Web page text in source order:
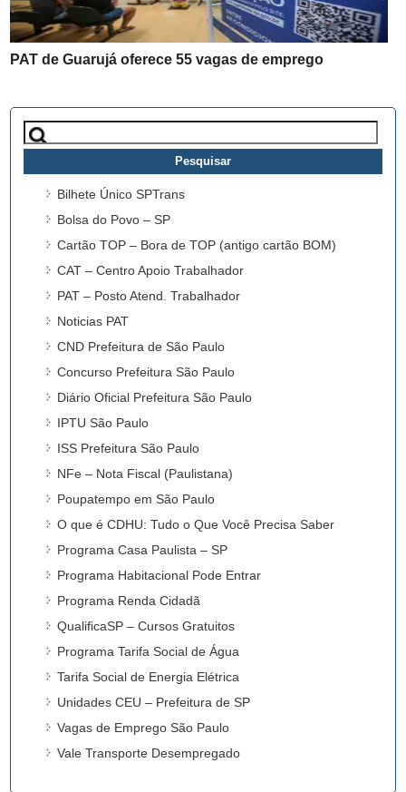
PAT de Guarujá oferece 55 vagas de emprego
Pesquisar
por:
Bilhete Único SPTrans
Bolsa do Povo – SP
Cartão TOP – Bora de TOP (antigo cartão BOM)
CAT – Centro Apoio Trabalhador
PAT – Posto Atend. Trabalhador
Noticias PAT
CND Prefeitura de São Paulo
Concurso Prefeitura São Paulo
Diário Oficial Prefeitura São Paulo
IPTU São Paulo
ISS Prefeitura São Paulo
NFe – Nota Fiscal (Paulistana)
Poupatempo em São Paulo
O que é CDHU: Tudo o Que Você Precisa Saber
Programa Casa Paulista – SP
Programa Habitacional Pode Entrar
Programa Renda Cidadã
QualificaSP – Cursos Gratuitos
Programa Tarifa Social de Água
Tarifa Social de Energia Elétrica
Unidades CEU – Prefeitura de SP
Vagas de Emprego São Paulo
Vale Transporte Desempregado